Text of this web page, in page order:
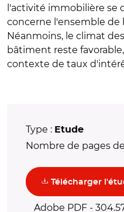
l'activité immobilière se
concerne l'ensemble de
Néanmoins, le climat
bâtiment reste
contexte de taux
Type : Etude
Nombre de pages
Télécharger
Adobe PDF -